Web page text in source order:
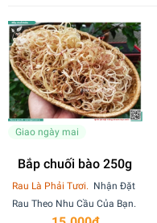
Giao ngày mai
Bắp chuối bào 250g
Rau Là Phải Tươi. Nhận Đặt
Rau Theo Nhu Cầu Của Bạn.